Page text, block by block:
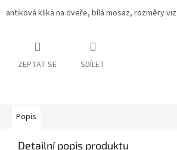
antiková klika na dveře, bílá mosaz, rozměry
ZEPTAT SE SDÍLET
Popis
Detailní popis produktu